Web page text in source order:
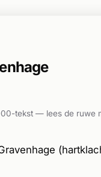
tekst — lees de ruwe